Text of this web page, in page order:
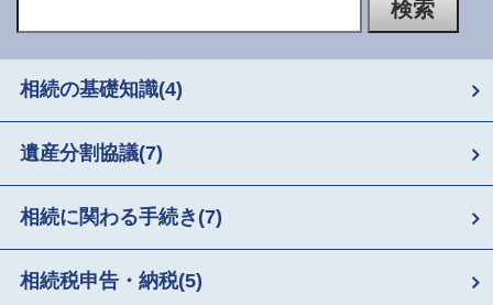
相続の基礎知識(4)
遺産分割協議(7)
相続に関わる手続き (7)
相続税申告・納税(5)